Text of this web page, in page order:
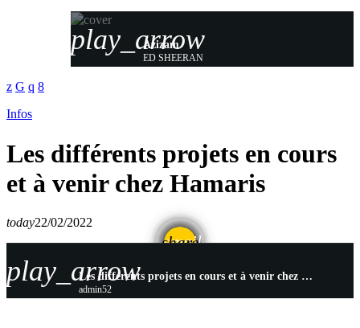
play_arrow
Azizam
ED SHEERAN
Infos
Les différents projets en cours
et à venir chez Hamaris
today22/02/2022
share
email
play_arrow Les différents projets en cours et à venir chez Hamaris
admin52